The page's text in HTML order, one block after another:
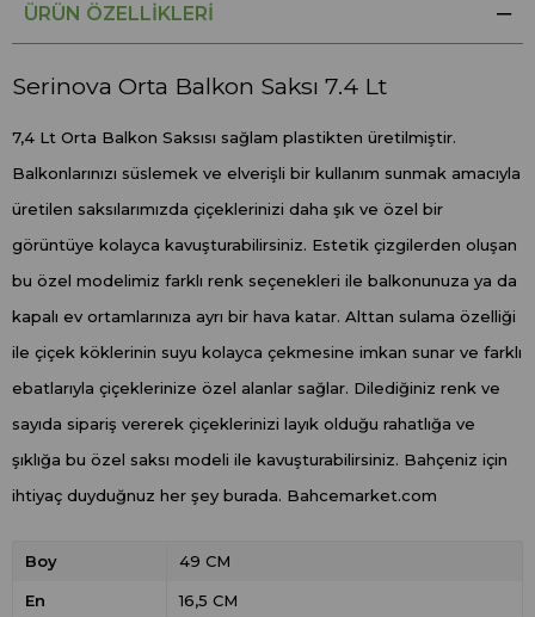
ÜRÜN ÖZELLIKLERI
Serinova Orta Balkon Saksı 7.4 Lt
7,4 Lt Orta Balkon Saksısı sağlam plastikten üretilmiştir.
Balkonlarınızı süslemek ve elverişli bir kullanım sunmak amacıyla
üretilen saksılarımızda çiçeklerinizi daha şık ve özel bir
görüntüye kolayca kavuşturabilirsiniz. Estetik çizgilerden oluşan
bu özel modelimiz farklı renk seçenekleri ile balkonunuza ya da
kapalı ev ortamlarınıza ayrı bir hava katar. Alttan sulama özelliği
ile çiçek köklerinin suyu kolayca çekmesine imkan sunar ve farklı
ebatlarıyla çiçeklerinize özel alanlar sağlar. Dilediğiniz renk ve
sayıda sipariş vererek çiçeklerinizi layık olduğu rahatlığa ve
şıklığa bu özel saksı modeli ile kavuşturabilirsiniz. Bahçeniz için
ihtiyaç duyduğnuz her şey burada. Bahcemarket.com
Boy 49 CM
En 16,5 CM